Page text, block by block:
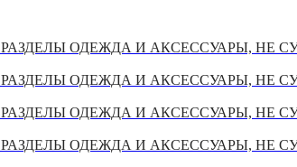
ОДЕЖДА И АКСЕССУАРЫ, НЕ
ОДЕЖДА И АКСЕССУАРЫ, НЕ
ОДЕЖДА И АКСЕССУАРЫ, НЕ
ОДЕЖДА И АКСЕССУАРЫ, НЕ